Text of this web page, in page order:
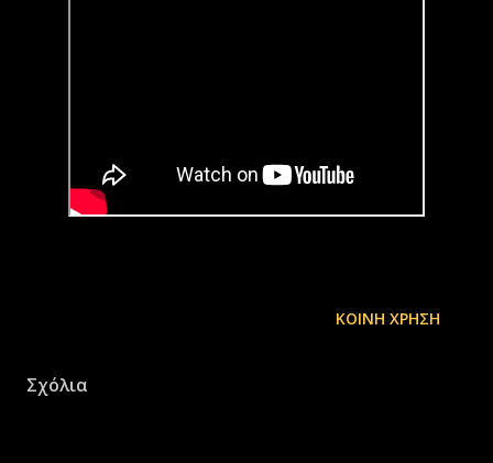
ΚΟΙΝΉ ΧΡΉΣΗ
Σχόλια